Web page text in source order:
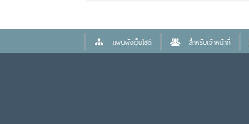
แผนผังเว็บไซต์ สำหรับเจ้าหน้าที่